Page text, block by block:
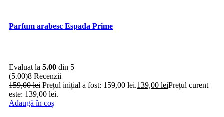
Parfum arabesc Espada Prime
Evaluat la 5.00 din 5
(5.00)8 Recenzii
159,00lei Prețul inițial a fost: 159,00 lei.139,00 leiPrețul curent
este: 139,00 lei.
Adaugă în coș